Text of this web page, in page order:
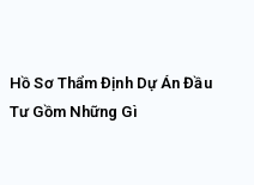
Hồ Sơ Thẩm Định Dự Án Đầu
Tư Gồm Những Gì